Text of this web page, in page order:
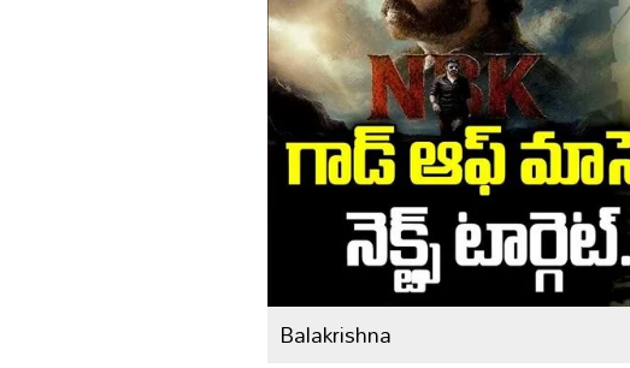
Balakrishna